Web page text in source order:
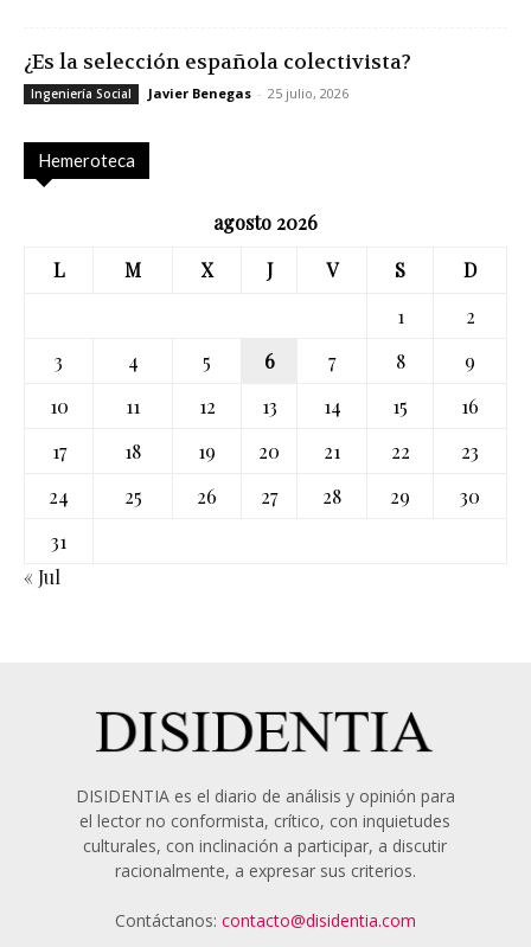
¿Es la selección española colectivista?
Ingeniería Social Javier Benegas - 25 julio, 2026
Hemeroteca
agosto 2026
L
M X J V S
D
1
2
3
4 5 6 7 8
9
10
11 12 13 14 15
16
17
18 19 20 21 22
23
24
25 26 27 28 29
30
31
« Jul
DISIDENTIA es el diario de análisis y opinión para
el lector no conformista, crítico, con inquietudes
culturales, con inclinación a participar, a discutir
racionalmente, a expresar sus criterios.
Contáctanos: contacto@disidentia.com